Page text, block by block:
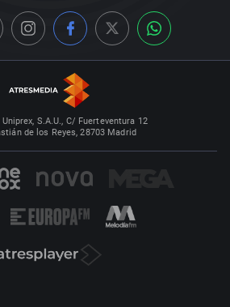
S.A.U., C/ Fuerteventura 12
de los Reyes, 28703 Madrid